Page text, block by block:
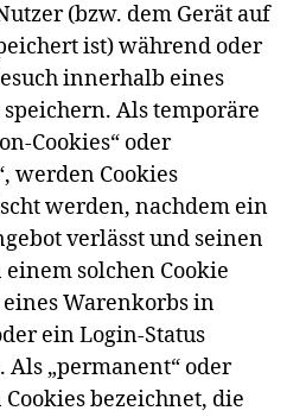
(bzw. dem Gerät auf
ist) während oder
innerhalb eines
Als temporäre
Cookies“ oder
werden Cookies
werden, nachdem ein
verlässt und seinen
solchen Cookie
Warenkorbs in
ein Login-Status
„permanent“ oder
bezeichnet, die